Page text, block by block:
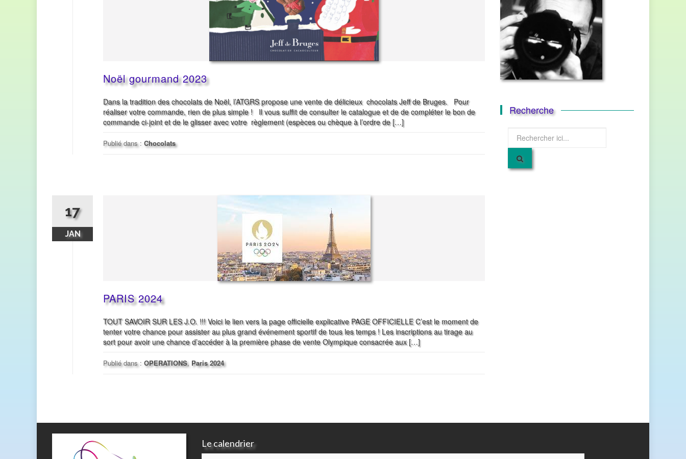
Noël gourmand 2023
Dans la tradition des chocolats de Noël, l’ATGRS propose une vente de délicieux chocolats Jeff de Bruges. Pour
réaliser votre commande, rien de plus simple ! Il vous suffit de consulter le catalogue et de de compléter le bon de
commande ci-joint et de le glisser avec votre règlement (espèces ou chèque à l’ordre de […]
Publié dans : Chocolats
17
JAN
PARIS 2024
TOUT SAVOIR SUR LES J.O. !!! Voici le lien vers la page officielle explicative PAGE OFFICIELLE C’est le moment de
tenter votre chance pour assister au plus grand événement sportif de tous les temps ! Les inscriptions au tirage au
sort pour avoir une chance d’accéder à la première phase de vente Olympique consacrée aux […]
Publié dans : OPERATIONS, Paris 2024
Recherche
pour
Le calendrier